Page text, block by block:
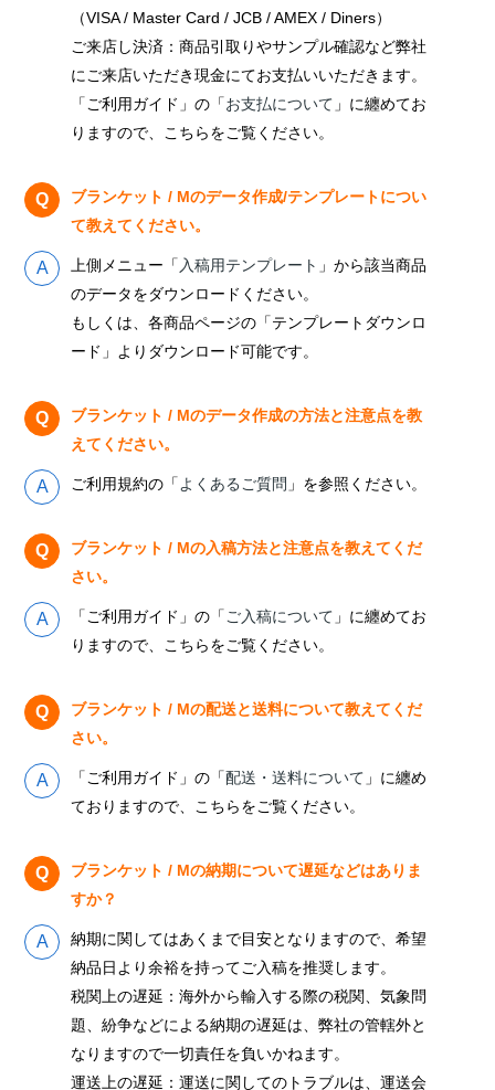
（VISA / Master Card / JCB / AMEX / Diners）
ご来店し決済：商品引取りやサンプル確認など弊社
にご来店いただき現金にてお支払いいただきます。
「ご利用ガイド」の「お支払について 」に纏めてお
りますので、こちらをご覧ください。
ブランケット / Mのデータ作成/テンプレートについ
て教えてください。
上側メニュー「 入稿用テンプレート 」から該当商品
のデータをダウンロードください。
もしくは、各商品ページの「テンプレートダウンロ
ード」よりダウンロード可能です。
ブランケット / Mのデータ作成の方法と注意点を教
えてください。
ご利用規約の「よくあるご質問 」を参照ください。
ブランケット / Mの入稿方法と注意点を教えてくだ
さい。
「ご利用ガイド」の「ご入稿について 」に纏めてお
りますので、こちらをご覧ください。
ブランケット / Mの配送と送料について教えてくだ
さい。
「ご利用ガイド」の「配送・送料について 」に纏め
ておりますので、こちらをご覧ください。
ブランケット / Mの納期について遅延などはありま
すか？
納期に関してはあくまで目安となりますので、希望
納品日より余裕を持ってご入稿を推奨します。
税関上の遅延：海外から輸入する際の税関、気象問
題、紛争などによる納期の遅延は、弊社の管轄外と
なりますので一切責任を負いかねます。
運送上の遅延：運送に関してのトラブルは、運送会